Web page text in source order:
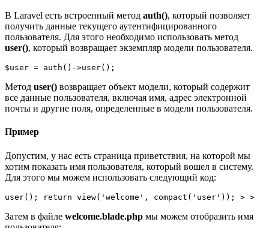
В Laravel есть встроенный метод auth(), который позволяет
получить данные текущего аутентифицированного
пользователя. Для этого необходимо использовать метод
user(), который возвращает экземпляр модели пользователя.
$user = auth()->user();
Метод user() возвращает объект модели, который содержит
все данные пользователя, включая имя, адрес электронной
почты и другие поля, определенные в модели пользователя.
Пример
Допустим, у нас есть страница приветствия, на которой мы
хотим показать имя пользователя, который вошел в систему.
Для этого мы можем использовать следующий код:
user(); return view('welcome', compact('user')); > >
Затем в файле welcome.blade.php мы можем отобразить имя